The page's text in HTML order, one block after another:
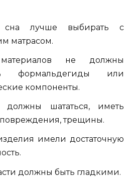
лучше выбирать с
матрасом.
не должны
формальдегиды или
компоненты.
шататься, иметь
трещины.
имели достаточную
должны быть гладкими.